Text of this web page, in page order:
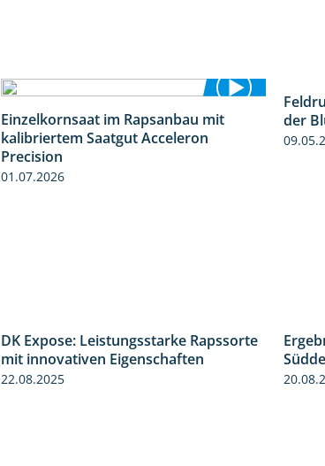
1:46
Einzelkornsaat im Rapsanbau mit
kalibriertem Saatgut Acceleron
Precision
01.07.2026
der
DK Expose: Leistungsstarke Rapssorte
mit innovativen Eigenschaften
22.08.2025